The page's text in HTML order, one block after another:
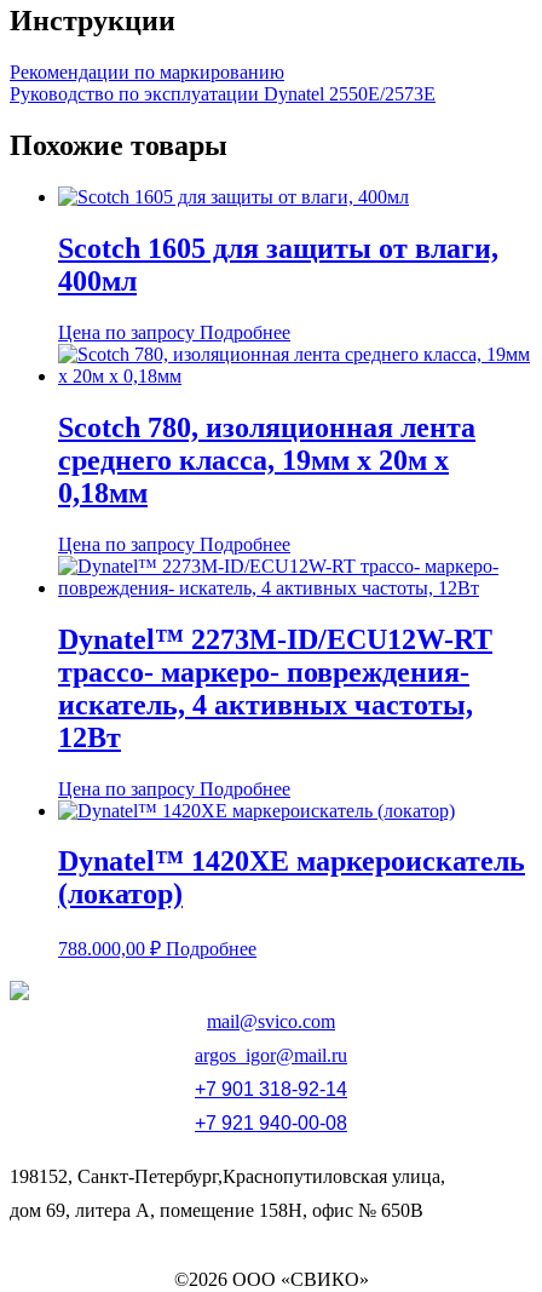
Инструкции
Рекомендации по маркированию
Руководство по эксплуатации Dynatel 2550E/2573E
Похожие товары
Scotch 1605 для защиты от влаги,
400мл
Цена по запросу Подробнее
Scotch 780, изоляционная лента
среднего класса, 19мм х 20м х
0,18мм
Цена по запросу Подробнее
Dynatel™ 2273М-ID/ECU12W-RT
трассо- маркеро- повреждения-
искатель, 4 активных частоты,
12Вт
Цена по запросу Подробнее
Dynatel™ 1420XE маркероискатель
(локатор)
788.000,00 ₽ Подробнее
mail@svico.com
argos_igor@mail.ru
+7 901 318-92-14
+7 921 940-00-08
198152, Санкт-Петербург,Краснопутиловская улица,
дом 69, литера А, помещение 158Н, офис № 650В
©2026 ООО «СВИКО»